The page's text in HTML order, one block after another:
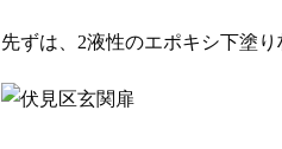
先ずは、2液性のエポキシ下塗